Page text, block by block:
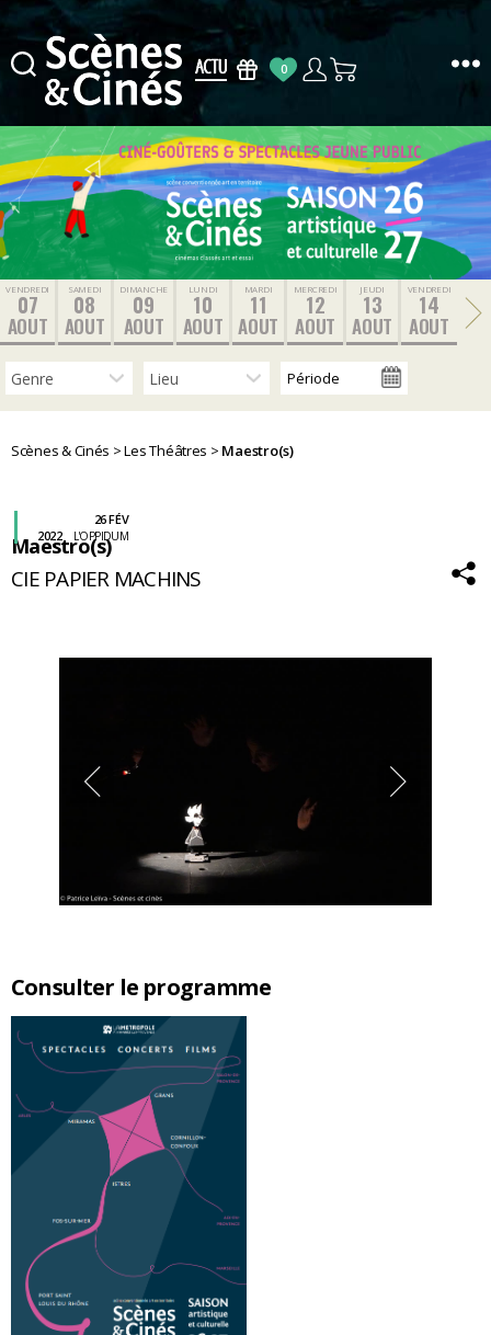
&
Cinés
0
VENDREDI
07
AOUT
SAMEDI
08
AOUT
DIMANCHE
09
AOUT
LUNDI
10
AOUT
MARDI
11
AOUT
MERCREDI
12
AOUT
JEUDI
13
AOUT
VENDREDI
14
AOUT
Scènes & Cinés >Les Théâtres > Maestro(s)
Consulter le programme
Maestro(s)
26 FÉV
2022
L'OPPIDUM
CIE PAPIER MACHINS